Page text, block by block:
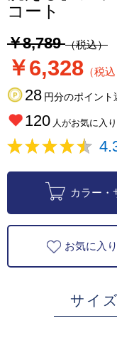
コート
￥8,789（税込）
￥6,328 （税込
28 円分のポイント
120 人がお気に入
カラー・
お気に入
サイ